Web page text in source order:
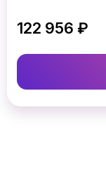
122 956 ₽